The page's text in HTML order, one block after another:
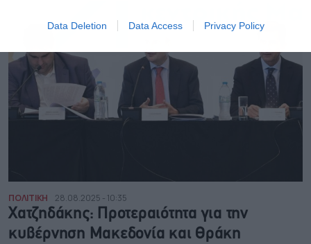
Data Deletion Data Access Privacy Policy
ΠΟΛΙΤΙΚΗ 28.08.2025 - 10:35
Χατζηδάκης: Προτεραιότητα για την
κυβέρνηση Μακεδονία και Θράκη